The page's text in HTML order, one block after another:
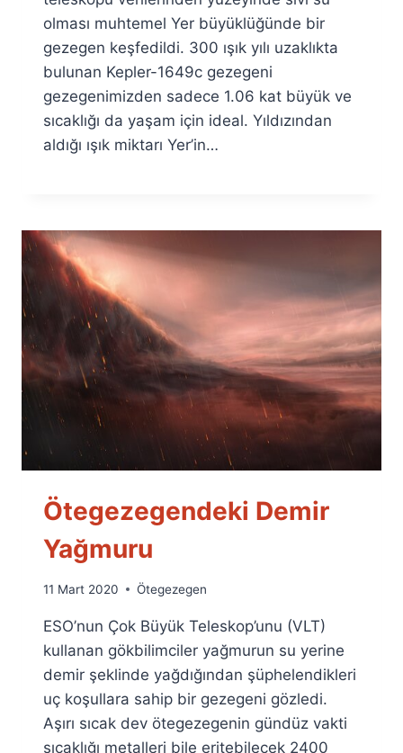
olması muhtemel Yer büyüklüğünde bir
gezegen keşfedildi. 300 ışık yılı uzaklıkta
bulunan Kepler-1649c gezegeni
gezegenimizden sadece 1.06 kat büyük ve
sıcaklığı da yaşam için ideal. Yıldızından
aldığı ışık miktarı Yer’in…
Ötegezegendeki Demir
Yağmuru
By
Fuat
Özyar
11 Mart 2020 Ötegezegen
ESO’nun Çok Büyük Teleskop’unu (VLT)
kullanan gökbilimciler yağmurun su yerine
demir şeklinde yağdığından şüphelendikleri
uç koşullara sahip bir gezegeni gözledi.
Aşırı sıcak dev ötegezegenin gündüz vakti
sıcaklığı metalleri bile eritebilecek 2400